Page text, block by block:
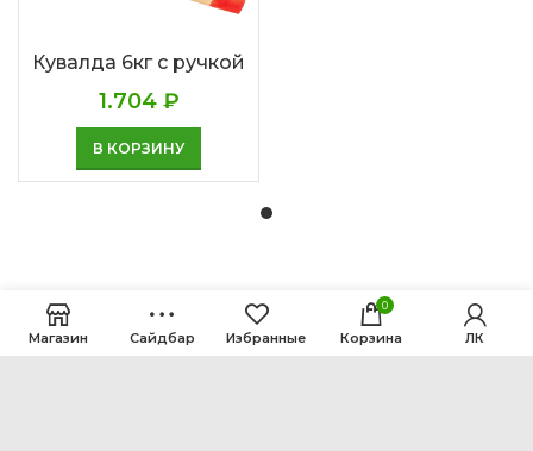
Кувалда 6кг с ручкой
1.704 ₽
В КОРЗИНУ
Магазин Сайдбар Избранные
0
Корзина ЛК